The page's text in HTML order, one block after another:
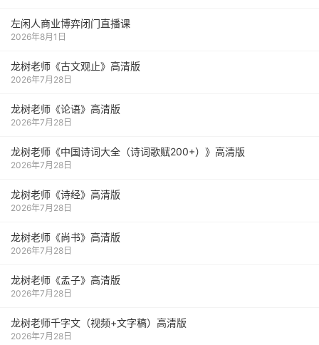
左闲人商业博弈闭门直播课
2026年8月1日
龙树老师《古文观止》高清版
2026年7月28日
龙树老师《论语》高清版
2026年7月28日
龙树老师《中国诗词大全（诗词歌赋200+）》高清版
2026年7月28日
龙树老师《诗经》高清版
2026年7月28日
龙树老师《尚书》高清版
2026年7月28日
龙树老师《孟子》高清版
2026年7月28日
龙树老师千字文（视频+文字稿）高清版
2026年7月28日